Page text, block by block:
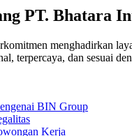
PT. Bhatara
menghadirkan
terpercaya, dan sesuai
BIN Group
Kerja